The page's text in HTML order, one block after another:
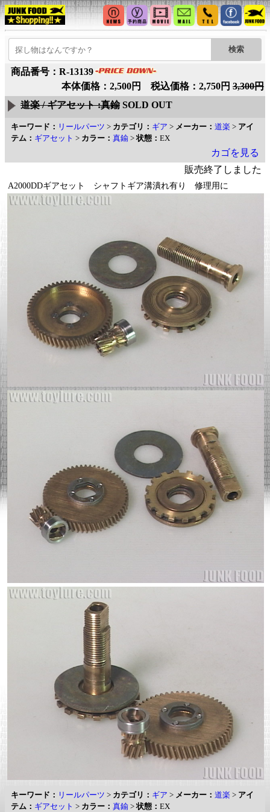
商品番号：R-13139
本体価格：2,500円 税込価格：2,750円 3,300円
道楽 / ギアセット :真鍮SOLD OUT
キーワード： リールパーツ > カテゴリ： ギア > メーカー： 道楽 > アイ
テム： ギアセット > カラー： 真鍮 >状態： EX
カゴを見る
販売終了しました
A2000DDギアセット シャフトギア溝潰れ有り 修理用に
キーワード： リールパーツ > カテゴリ： ギア > メーカー： 道楽 > アイ
テム： ギアセット > カラー： 真鍮 >状態： EX